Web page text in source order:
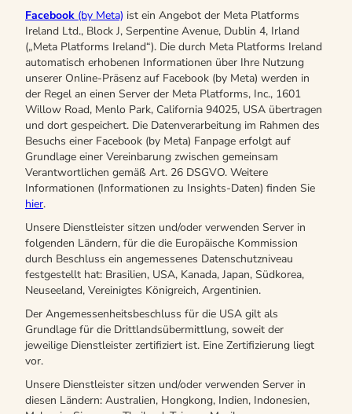
Facebook (by Meta) ist ein Angebot der Meta Platforms
Ireland Ltd., Block J, Serpentine Avenue, Dublin 4, Irland
(„Meta Platforms Ireland“). Die durch Meta Platforms Ireland
automatisch erhobenen Informationen über Ihre Nutzung
unserer Online-Präsenz auf Facebook (by Meta) werden in
der Regel an einen Server der Meta Platforms, Inc., 1601
Willow Road, Menlo Park, California 94025, USA übertragen
und dort gespeichert. Die Datenverarbeitung im Rahmen des
Besuchs einer Facebook (by Meta) Fanpage erfolgt auf
Grundlage einer Vereinbarung zwischen gemeinsam
Verantwortlichen gemäß Art. 26 DSGVO. Weitere
Informationen (Informationen zu Insights-Daten) finden Sie
hier.
Unsere Dienstleister sitzen und/oder verwenden Server in
folgenden Ländern, für die die Europäische Kommission
durch Beschluss ein angemessenes Datenschutzniveau
festgestellt hat: Brasilien, USA, Kanada, Japan, Südkorea,
Neuseeland, Vereinigtes Königreich, Argentinien.
Der Angemessenheitsbeschluss für die USA gilt als
Grundlage für die Drittlandsübermittlung, soweit der
jeweilige Dienstleister zertifiziert ist. Eine Zertifizierung liegt
vor.
Unsere Dienstleister sitzen und/oder verwenden Server in
diesen Ländern: Australien, Hongkong, Indien, Indonesien,